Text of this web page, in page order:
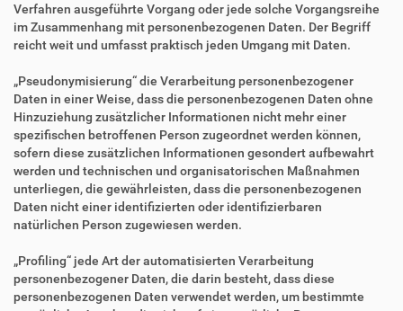
Verfahren ausgeführte Vorgang oder jede solche Vorgangsreihe
im Zusammenhang mit personenbezogenen Daten. Der Begriff
reicht weit und umfasst praktisch jeden Umgang mit Daten.
„Pseudonymisierung“ die Verarbeitung personenbezogener
Daten in einer Weise, dass die personenbezogenen Daten ohne
Hinzuziehung zusätzlicher Informationen nicht mehr einer
spezifischen betroffenen Person zugeordnet werden können,
sofern diese zusätzlichen Informationen gesondert aufbewahrt
werden und technischen und organisatorischen Maßnahmen
unterliegen, die gewährleisten, dass die personenbezogenen
Daten nicht einer identifizierten oder identifizierbaren
natürlichen Person zugewiesen werden.
„Profiling“ jede Art der automatisierten Verarbeitung
personenbezogener Daten, die darin besteht, dass diese
personenbezogenen Daten verwendet werden, um bestimmte